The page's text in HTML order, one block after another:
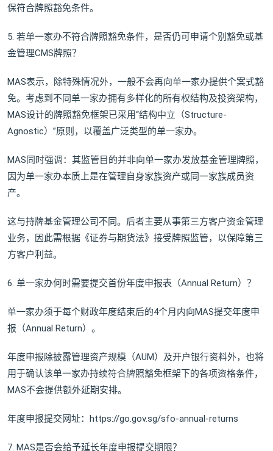
保符合牌照豁免条件。
5. 若单一家办不符合牌照豁免条件，是否仍可申请个别豁免或基
金管理CMS牌照？
MAS表示，除特殊情况外，一般不会再向单一家办提供个案式豁
免。考虑到不同单一家办拥有多样化的所有权结构及投资架构，
MAS设计的牌照豁免框架已采用“结构中立（Structure-
Agnostic）”原则，以覆盖广泛类型的单一家办。
MAS同时强调：其监管目的并非向单一家办发放基金管理牌照，
因为单一家办本质上是在管理自身家族资产或同一家族成员资
产。
这与持牌基金管理公司不同。后者主要从事第三方客户资金管理
业务，因此需根据《证券与期货法》接受牌照监管，以保障第三
方客户利益。
6. 单一家办何时需要提交首份年度申报表（Annual Return）？
单一家办须于每个财政年度结束后的4个月内向MAS提交年度申
报（Annual Return）。
年度申报除披露管理资产规模（AUM）及开户银行资料外，也将
用于确认该单一家办持续符合牌照豁免框架下的各项资格条件，
MAS不会提供额外延期安排。
年度申报提交网址：https://go.gov.sg/sfo-annual-returns
7. MAS是否会给予延长年度申报提交期限？